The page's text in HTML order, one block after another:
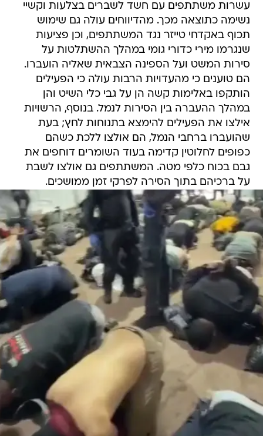
עשרות משתתפים עם חשד לשברים בצלעות וקשיי
נשימה כתוצאה מכך. מהדיווחים עולה גם שימוש
תכוף באקדחי טייזר נגד המשתתפים, וכן פציעות
שנגרמו מירי כדורי גומי במהלך ההשתלטות על
סירות המשט ועל הספינה הצבאית שאליה הועברו.
הם טוענים כי מהעדויות הרבות עולה כי הפעילים
הותקפו באלימות קשה הן על גבי כלי השיט והן
במהלך ההעברה בין הסירות לנמל. בנוסף, הרשויות
אילצו את הפעילים להימצא בתנוחות לחץ; בעת
שהועברו ברחבי הנמל, הם אולצו ללכת כשהם
כפופים לחלוטין קדימה בעוד השומרים דוחפים את
גבם בכוח כלפי מטה. המשתתפים גם אולצו לשבת
על ברכיהם בתוך הסירה לפרקי זמן ממושכים.